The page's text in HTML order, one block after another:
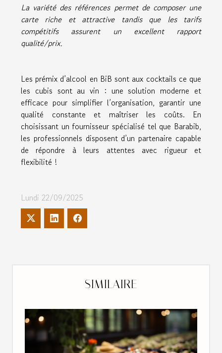
La variété des références permet de composer une
carte riche et attractive tandis que les tarifs
compétitifs assurent un excellent rapport
qualité/prix.
Les prémix d’alcool en BiB sont aux cocktails ce que
les cubis sont au vin : une solution moderne et
efficace pour simplifier l’organisation, garantir une
qualité constante et maîtriser les coûts. En
choisissant un fournisseur spécialisé tel que Barabib,
les professionnels disposent d’un partenaire capable
de répondre à leurs attentes avec rigueur et
flexibilité !
Lundi 22/09/2025
SIMILAIRE